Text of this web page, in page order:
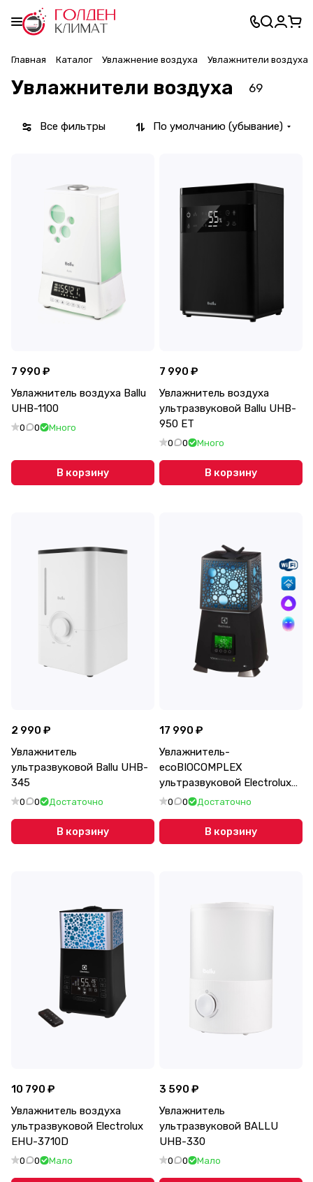
Главная Каталог Увлажнение воздуха Увлажнители воздуха
Увлажнители воздуха 69
Все фильтры По умолчанию (убывание)
7 990 ₽
Увлажнитель воздуха Ballu
UHB-1100
0 0 Много
В корзину
7 990 ₽
Увлажнитель воздуха
ультразвуковой Ballu UHB-
950 ET
0 0 Много
В корзину
2 990 ₽
Увлажнитель
ультразвуковой Ballu UHB-
345
0 0 Достаточно
В корзину
17 990 ₽
Увлажнитель-
ecoBIOCOMPLEX
ультразвуковой Electrolux
EHU-3910D YOGAhealthline
0 0 Достаточно
В корзину
10 790 ₽
Увлажнитель воздуха
ультразвуковой Electrolux
EHU-3710D
0 0 Мало
3 590 ₽
Увлажнитель
ультразвуковой BALLU
UHB-330
0 0 Мало